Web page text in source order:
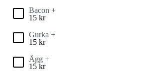
Bacon +
15 kr
Gurka +
15 kr
Ägg +
15 kr